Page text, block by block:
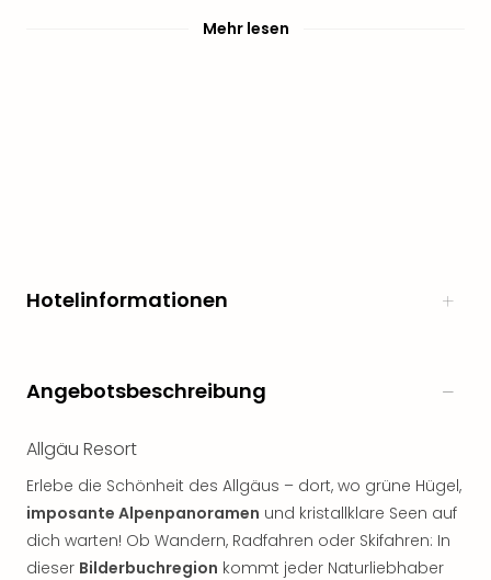
Mehr lesen
Hotelinformationen
Angebotsbeschreibung
Allgäu Resort
Erlebe die Schönheit des Allgäus – dort, wo grüne Hügel,
imposante Alpenpanoramen und kristallklare Seen auf
dich warten! Ob Wandern, Radfahren oder Skifahren: In
dieser Bilderbuchregion kommt jeder Naturliebhaber